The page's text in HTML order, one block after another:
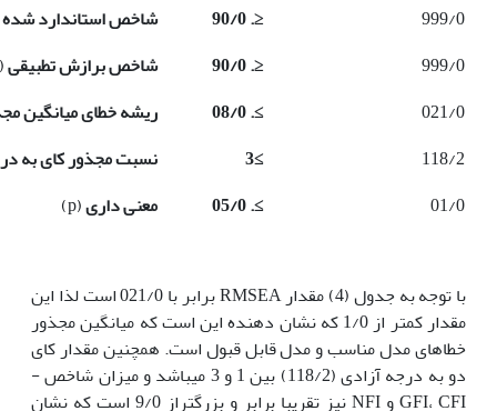
999/0
≤
. 90/0
شاخص استاندارد
999/0
≤
. 90/0 شاخص برازش تطبیقی(CFI)
021/0
≥
. 08/0
ریشه خطای میانگین
118/2
≥
3
نسبت مجذور کای به
01/0
≥
. 05/0 معنی داری(p)
با توجه به جدول (4) مقدار RMSEA برابر با 021/0 است لذا این
مقدار کمتر از 1/0 که نشان دهنده این است که میانگین مجذور
خطاهای مدل مناسب و مدل قابل قبول است. همچنین مقدار کای
دو به درجه آزادی (118/2) بین 1 و 3 می­باشد و میزان شاخص ­
GFI، CFI و NFI نیز تقریبا برابر و بزرگتراز 9/0 است که نشان